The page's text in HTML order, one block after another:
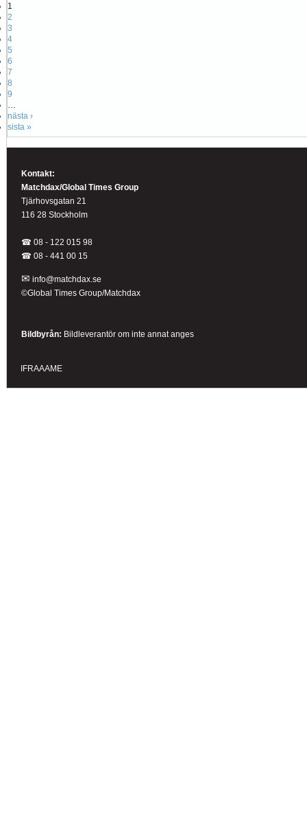
1
2
3
4
5
6
7
8
9
…
nästa ›
sista »
Kontakt:
Matchdax/Global Times Group
Tjärhovsgatan 21
116 28 Stockholm
☎ 08 - 122 015 98
☎ 08 - 441 00 15
✉ info@matchdax.se
©Global Times Group/Matchdax
Bildbyrån: Bildleverantör om inte annat anges
IFRAAAME